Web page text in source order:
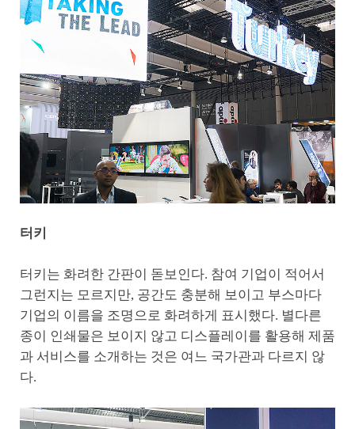
터키
터키는 화려한 간판이 돋보인다. 참여 기업이 적어서
그런지는 모르지만, 공간도 충분해 보이고 부스마다
기업의 이름을 조명으로 화려하게 표시했다. 별다른
종이 인쇄물은 보이지 않고 디스플레이를 활용해 제품
과 서비스를 소개하는 것은 여느 국가관과 다르지 않
다.